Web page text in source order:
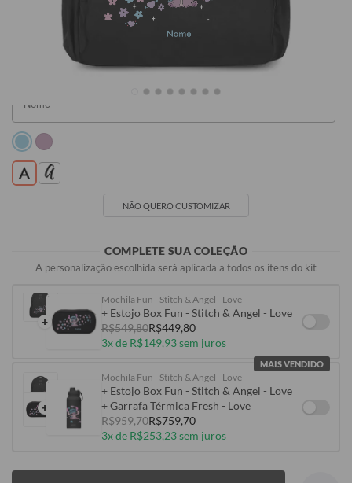
Nome
R$349,90 R$349,90 R$349,90
NÃO QUERO CUSTOMIZAR
COMPLETE SUA COLEÇÃO
A personalização escolhida será aplicada a todos os itens do kit
+
Mochila Fun - Stitch & Angel - Love
+ Estojo Box Fun - Stitch & Angel - Love
R$549,80R$449,80
3x de R$149,93 sem juros
MAIS VENDIDO
+
Mochila Fun - Stitch & Angel - Love
+ Estojo Box Fun - Stitch & Angel - Love
+ Garrafa Térmica Fresh - Love
R$959,70R$759,70
3x de R$253,23 sem juros